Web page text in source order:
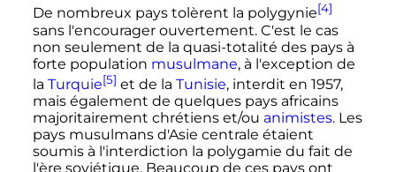
De nombreux pays tolèrent la polygynie[4]
sans l'encourager ouvertement. C'est le cas
non seulement de la quasi-totalité des pays à
forte population musulmane,à l'exception de
la Turquie[5] et de la Tunisie, interdit en 1957,
mais également de quelques pays africains
majoritairement chrétiens et/ou animistes. Les
pays musulmans d'Asie centrale étaient
soumis à l'interdiction la polygamie du fait de
l'ère soviétique. Beaucoup de ces pays ont